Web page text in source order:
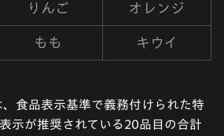
りんご オレンジ
もも キウイ
、食品表示基準で義務付けられた特
示が推奨されている20品目の合計